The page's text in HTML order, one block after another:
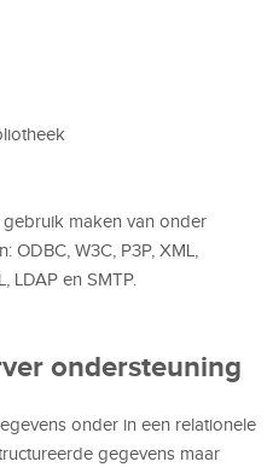
maken van onder
W3C, P3P, XML,
LDAP en SMTP.
ondersteuning
onder in een relationele
gegevens maar